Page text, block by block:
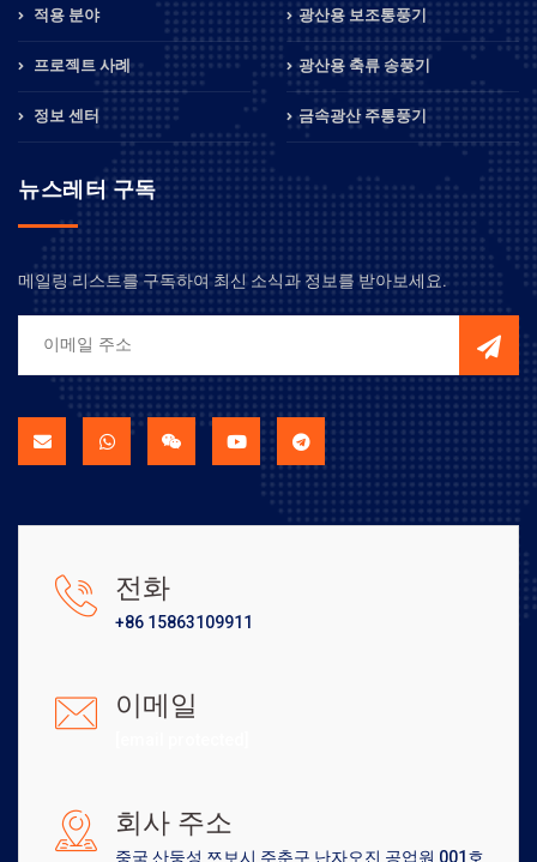
적용 분야
프로젝트 사례
정보 센터
광산용 보조통풍기
광산용 축류 송풍기
금속광산 주통풍기
뉴스레터 구독
메일링 리스트를 구독하여 최신 소식과 정보를 받아보세요.
전화
+86 15863109911
이메일
회사 주소
중국 산둥성 쯔보시 주춘구 난자오진 공업원 001호